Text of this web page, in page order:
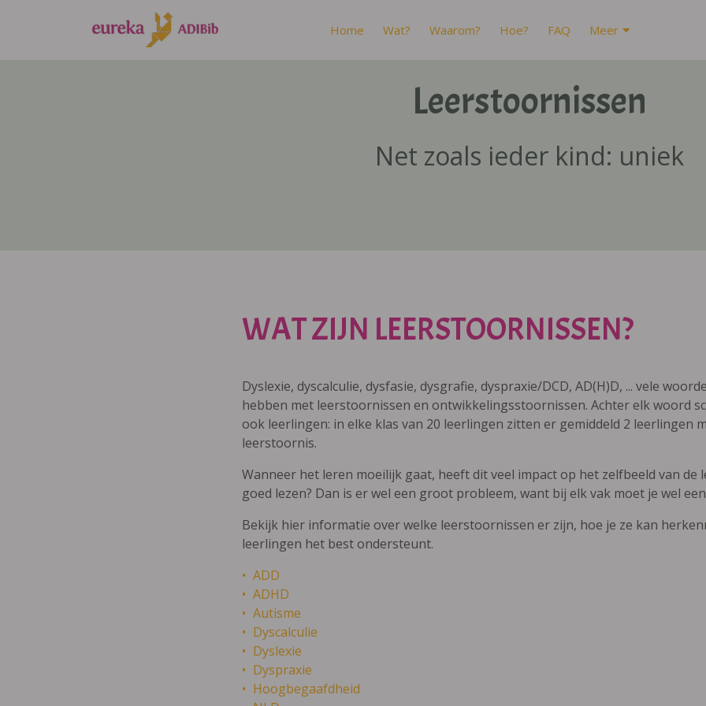
Home Wat? Waarom? Hoe? FAQ Meer
Leerstoornissen
Net zoals ieder kind: uniek
WAT ZIJN LEERSTOORNISSEN?
Dyslexie, dyscalculie, dysfasie, dysgrafie, dyspraxie/DCD, AD(H)D, ... vele
hebben met leerstoornissen en ontwikkelingsstoornissen. Achter elk woord
ook leerlingen: in elke klas van 20 leerlingen zitten er gemiddeld 2 leerlingen
leerstoornis.
Wanneer het leren moeilijk gaat, heeft dit veel impact op het zelfbeeld van de
goed lezen? Dan is er wel een groot probleem, want bij elk vak moet je wel
Bekijk hier informatie over welke leerstoornissen er zijn, hoe je ze kan
leerlingen het best ondersteunt.
ADD
ADHD
Autisme
Dyscalculie
Dyslexie
Dyspraxie
Hoogbegaafdheid